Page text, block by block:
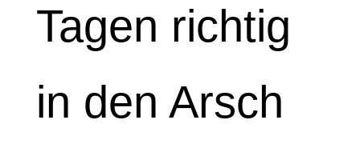
Tagen richtig
in den Arsch